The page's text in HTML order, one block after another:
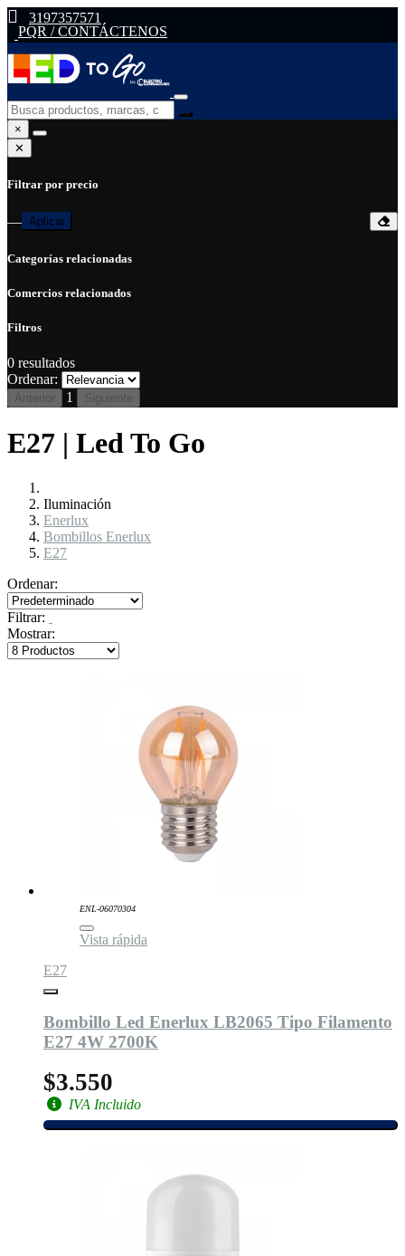
3197357571
PQR / CONTÁCTENOS
×
✕
Filtrar por precio
— Aplicar
Categorías relacionadas
Comercios relacionados
Filtros
0 resultados
Ordenar:
Anterior 1 Siguiente
E27 | Led To Go
Iluminación
Enerlux
Bombillos Enerlux
E27
Ordenar:
Filtrar:
Mostrar:
ENL-06070304
Vista rápida
E27
Bombillo Led Enerlux LB2065 Tipo Filamento
E27 4W 2700K
$3.550
IVA Incluido